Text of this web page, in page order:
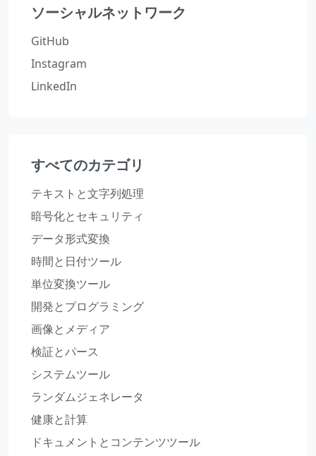
ソーシャルネットワーク
GitHub
Instagram
LinkedIn
すべてのカテゴリ
テキストと文字列処理
暗号化とセキュリティ
データ形式変換
時間と日付ツール
単位変換ツール
開発とプログラミング
画像とメディア
検証とパース
システムツール
ランダムジェネレータ
健康と計算
ドキュメントとコンテンツツール